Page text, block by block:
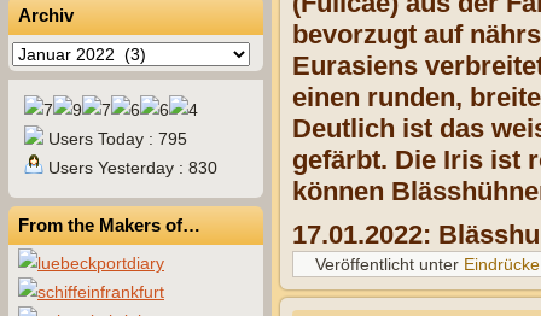
Archiv
Archiv
Users Today : 795
Users Yesterday : 830
From the Makers of…
bevorzugt auf
Eurasiens
einen runden,
Deutlich ist das
gefärbt. Die Iris ist
können
17.01.2022:
Veröffentlicht unter Eindrücke